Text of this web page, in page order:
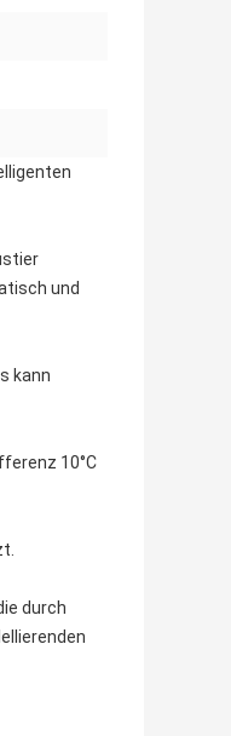
und
kann
10°C
durch